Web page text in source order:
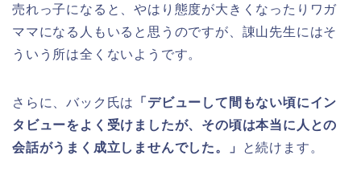
売れっ子になると、やはり態度が大きくなったりワガ
ママになる人もいると思うのですが、諌山先生にはそ
ういう所は全くないようです。
さらに、バック氏は
「デビューして間もない頃にイン
タビューをよく受けましたが、その頃は本当に人との
会話がうまく成立しませんでした。」
と続けます。